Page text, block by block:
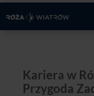
Kariera w
Przygoda